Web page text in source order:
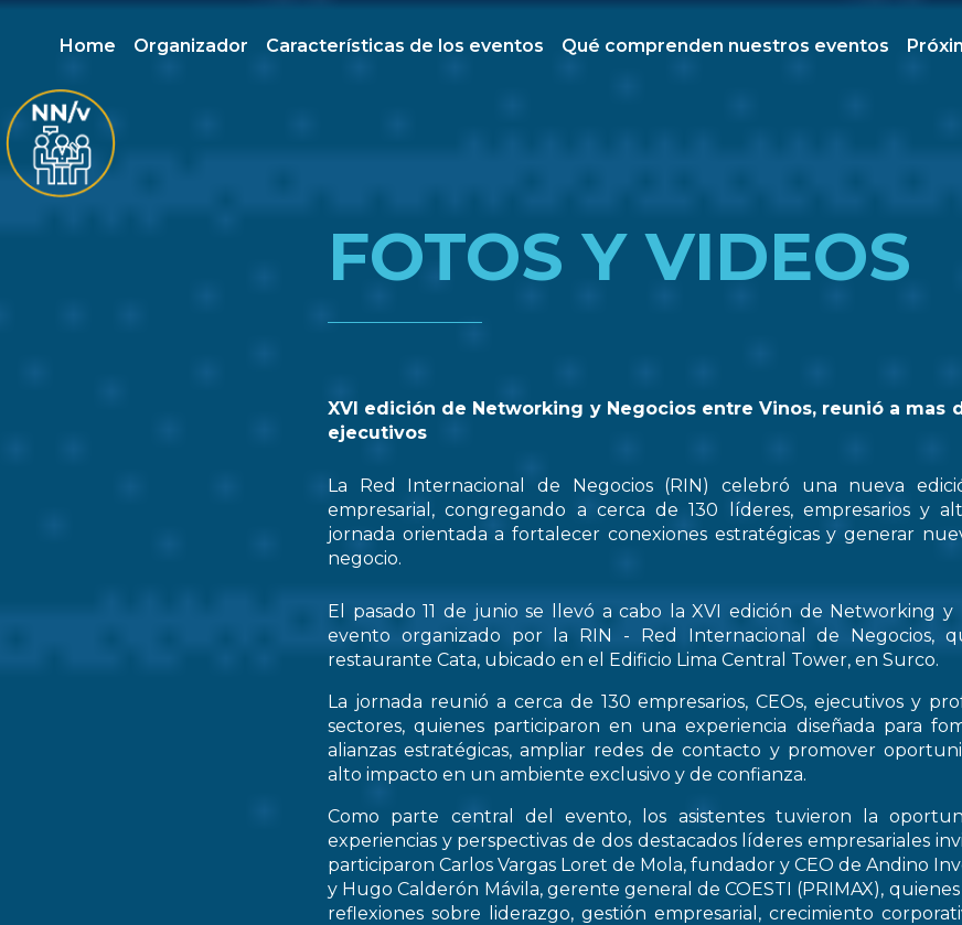
Home Organizador Características de los eventos Qué comprenden nuestros eventos
FOTOS Y VIDEOS
XVI edición de Networking y Negocios entre Vinos, reunió a mas
ejecutivos
La Red Internacional de Negocios (RIN) celebró una nueva
empresarial, congregando a cerca de 130 líderes, empresarios y
jornada orientada a fortalecer conexiones estratégicas y generar
negocio.
El pasado 11 de junio se llevó a cabo la XVI edición de Networking y
evento organizado por la RIN - Red Internacional de Negocios,
restaurante Cata, ubicado en el Edificio Lima Central Tower, en Surco.
La jornada reunió a cerca de 130 empresarios, CEOs, ejecutivos y
sectores, quienes participaron en una experiencia diseñada para
alianzas estratégicas, ampliar redes de contacto y promover
alto impacto en un ambiente exclusivo y de confianza.
Como parte central del evento, los asistentes tuvieron la
experiencias y perspectivas de dos destacados líderes empresariales
participaron Carlos Vargas Loret de Mola, fundador y CEO de Andino
y Hugo Calderón Mávila, gerente general de COESTI (PRIMAX),
reflexiones sobre liderazgo, gestión empresarial, crecimiento